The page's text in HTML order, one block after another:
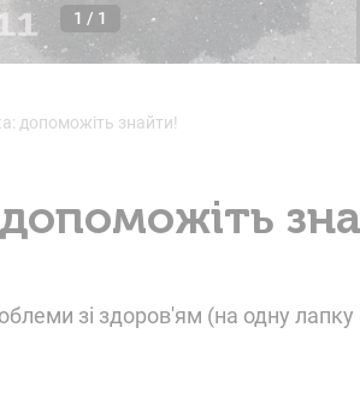
1 / 1
допоможіть знайти!
зі здоров'ям (на одну